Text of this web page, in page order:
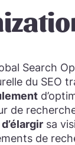
Search
du SEO
de
d’élargir sa
de